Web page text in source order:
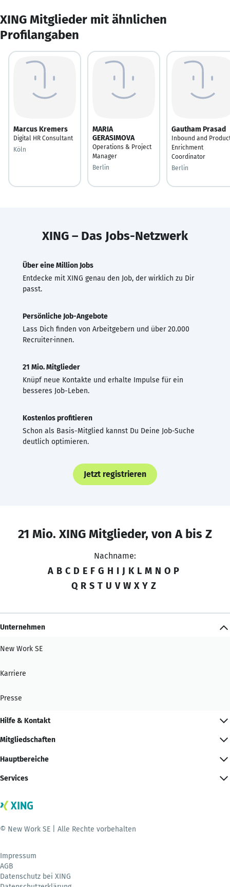
XING Mitglieder mit ähnlichen
Profilangaben
Marcus Kremers
Digital HR Consultant
Köln
MARIA
GERASIMOVA
Operations & Project
Manager
Berlin
Gautham Prasad
Inbound and
Enrichment
Coordinator
Berlin
XING – Das Jobs-Netzwerk
Über eine Million Jobs
Entdecke mit XING genau den Job, der wirklich zu Dir
passt.
Persönliche Job-Angebote
Lass Dich finden von Arbeitgebern und über 20.000
Recruiter·innen.
21 Mio. Mitglieder
Knüpf neue Kontakte und erhalte Impulse für ein
besseres Job-Leben.
Kostenlos profitieren
Schon als Basis-Mitglied kannst Du Deine Job-Suche
deutlich optimieren.
Jetzt registrieren
21 Mio. XING Mitglieder, von A bis Z
Nachname:
A B C D E F G H I J K L M N O P
Q R S T U V W X Y Z
Unternehmen
New Work SE
Karriere
Presse
Hilfe & Kontakt
Mitgliedschaften
Hauptbereiche
Services
© New Work SE | Alle Rechte vorbehalten
Impressum
AGB
Datenschutz bei XING